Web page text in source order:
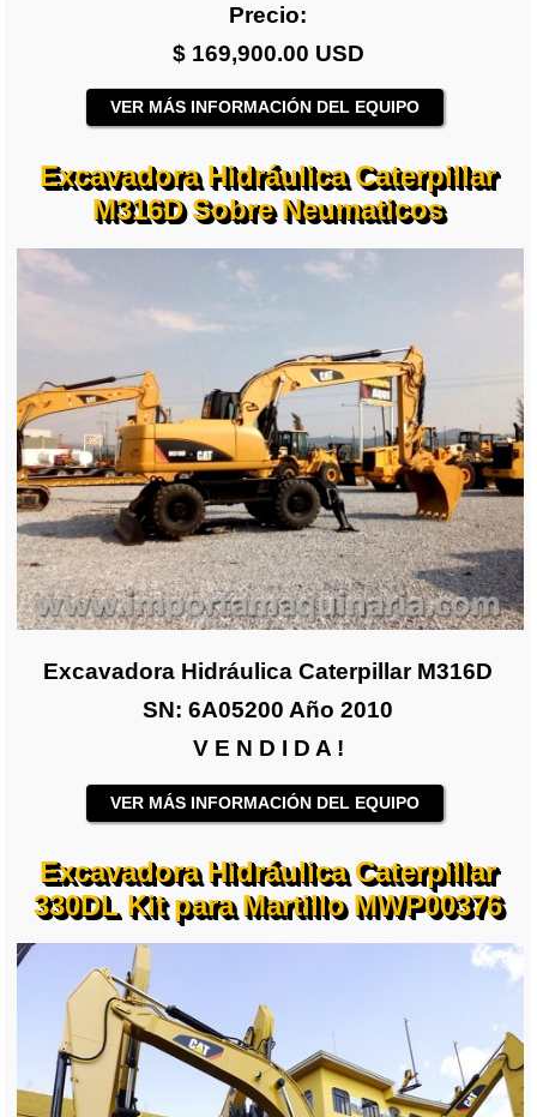
Precio:
$ 169,900.00 USD
VER MÁS INFORMACIÓN DEL EQUIPO
Excavadora Hidráulica Caterpillar
M316D Sobre Neumaticos
Excavadora Hidráulica Caterpillar M316D
SN: 6A05200 Año 2010
V E N D I D A !
VER MÁS INFORMACIÓN DEL EQUIPO
Excavadora Hidráulica Caterpillar
330DL Kit para Martillo MWP00376